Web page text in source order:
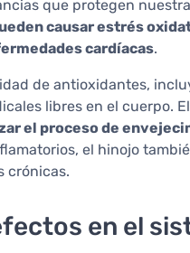
que protegen
causar estrés
cardíacas.
de antioxidantes,
libres en el cuerpo.
el proceso de
el hinojo
crónicas.
en el